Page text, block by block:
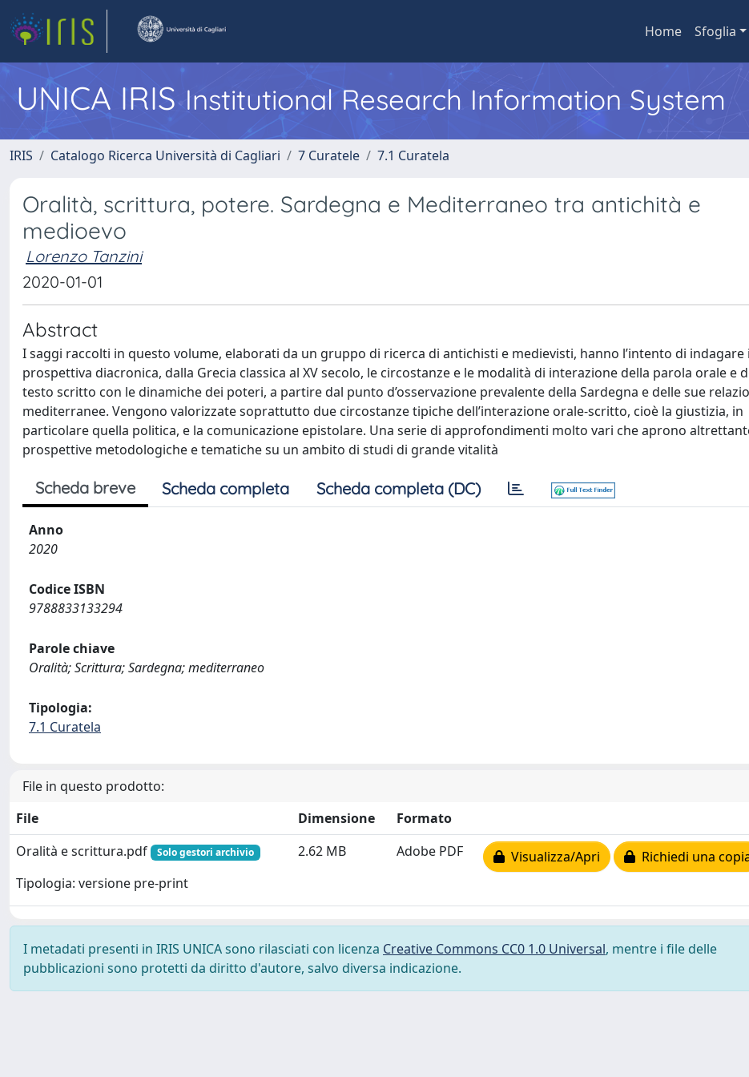
Home Sfoglia
UNICA IRISInstitutional Research Information System
IRIS Catalogo Ricerca Università di Cagliari 7 Curatele 7.1 Curatela
Oralità, scrittura, potere. Sardegna e Mediterraneo tra antichità e
medioevo
Lorenzo Tanzini
2020-01-01
Abstract
I saggi raccolti in questo volume, elaborati da un gruppo di ricerca di antichisti e medievisti, hanno l’intento di indagare
prospettiva diacronica, dalla Grecia classica al XV secolo, le circostanze e le modalità di interazione della parola orale e
testo scritto con le dinamiche dei poteri, a partire dal punto d’osservazione prevalente della Sardegna e delle sue
mediterranee. Vengono valorizzate soprattutto due circostanze tipiche dell’interazione orale-scritto, cioè la giustizia, in
particolare quella politica, e la comunicazione epistolare. Una serie di approfondimenti molto vari che aprono
prospettive metodologiche e tematiche su un ambito di studi di grande vitalità
Scheda breve Scheda completa Scheda completa (DC)
Anno
2020
Codice ISBN
9788833133294
Parole chiave
Oralità; Scrittura; Sardegna; mediterraneo
Tipologia:
7.1 Curatela
File in questo prodotto:
File
Dimensione
Formato
Oralità e scrittura.pdf
Solo gestori archivio
Tipologia: versione pre-print
2.62 MB Adobe PDF Visualizza/Apri Richiedi una
I metadati presenti in IRIS UNICA sono rilasciati con licenza Creative Commons CC0 1.0 Universal, mentre i file delle
pubblicazioni sono protetti da diritto d'autore, salvo diversa indicazione.